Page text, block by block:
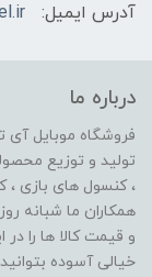
آدرس ایمیل:
درباره ما
، کنسول های بازی ،
همکاران ما شبانه
و قیمت کالا ها را در
خیالی آسوده